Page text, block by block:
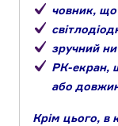
човник, що
зручний
РК-екран,
або
Крім цього, в